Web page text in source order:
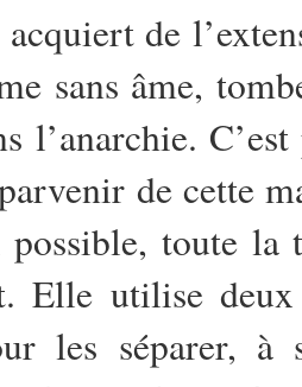
de
sans âme,
l’anarchie.
de cette
possible, toute
Elle utilise
les séparer,